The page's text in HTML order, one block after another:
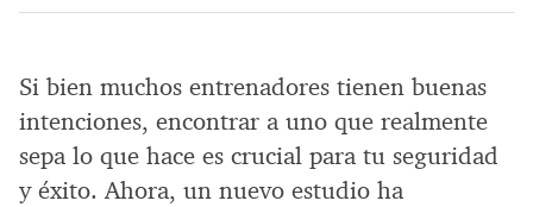
Si bien muchos entrenadores tienen buenas
intenciones, encontrar a uno que realmente
sepa lo que hace es crucial para tu seguridad
y éxito. Ahora, un nuevo estudio ha